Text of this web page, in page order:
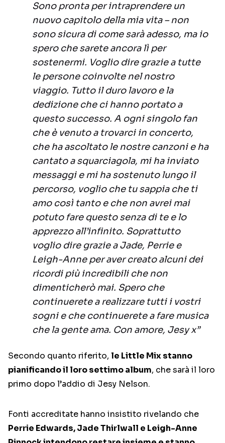
Sono pronta per intraprendere un
nuovo capitolo della mia vita – non
sono sicura di come sarà adesso, ma io
spero che sarete ancora lì per
sostenermi. Voglio dire grazie a tutte
le persone coinvolte nel nostro
viaggio. Tutto il duro lavoro e la
dedizione che ci hanno portato a
questo successo. A ogni singolo fan
che è venuto a trovarci in concerto,
che ha ascoltato le nostre canzoni e ha
cantato a squarciagola, mi ha inviato
messaggi e mi ha sostenuto lungo il
percorso, voglio che tu sappia che ti
amo così tanto e che non avrei mai
potuto fare questo senza di te e lo
apprezzo all’infinito. Soprattutto
voglio dire grazie a Jade, Perrie e
Leigh-Anne per aver creato alcuni dei
ricordi più incredibili che non
dimenticherò mai. Spero che
continuerete a realizzare tutti i vostri
sogni e che continuerete a fare musica
che la gente ama. Con amore, Jesy x”
Secondo quanto riferito, le Little Mix stanno
pianificando il loro settimo album, che sarà il loro
primo dopo l’addio di Jesy Nelson.
Fonti accreditate hanno insistito rivelando che
Perrie Edwards, Jade Thirlwall e Leigh-Anne